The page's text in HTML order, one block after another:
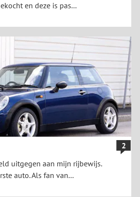
en deze is pas...
2
uitgegen aan mijn rijbewijs.
auto. Als fan van...